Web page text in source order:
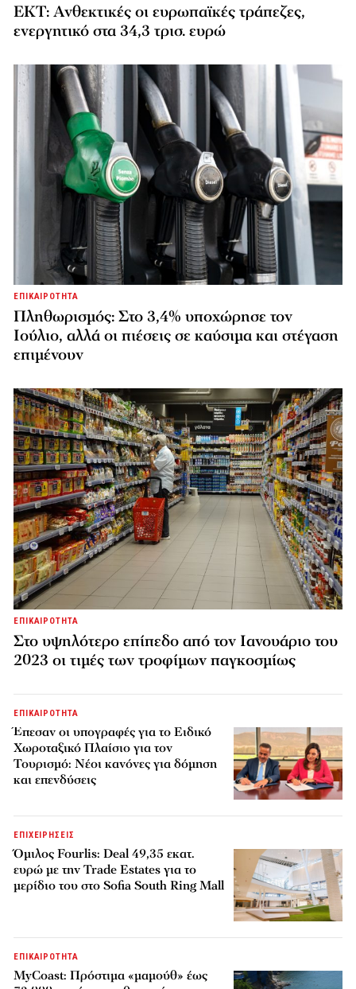
ΕΚΤ: Ανθεκτικές οι ευρωπαϊκές τράπεζες,
ενεργητικό στα 34,3 τρισ. ευρώ
ΕΠΙΚΑΙΡΟΤΗΤΑ
Πληθωρισμός: Στο 3,4% υποχώρησε τον
Ιούλιο, αλλά οι πιέσεις σε καύσιμα και στέγαση
επιμένουν
ΕΠΙΚΑΙΡΟΤΗΤΑ
Στο υψηλότερο επίπεδο από τον Ιανουάριο του
2023 οι τιμές των τροφίμων παγκοσμίως
ΕΠΙΚΑΙΡΟΤΗΤΑ
Έπεσαν οι υπογραφές για το Ειδικό
Χωροταξικό Πλαίσιο για τον
Τουρισμό: Νέοι κανόνες για δόμηση
και επενδύσεις
ΕΠΙΧΕΙΡΗΣΕΙΣ
Όμιλος Fourlis: Deal 49,35 εκατ.
ευρώ με την Trade Estates για το
μερίδιο του στο Sofia South Ring Mall
ΕΠΙΚΑΙΡΟΤΗΤΑ
MyCoast: Πρόστιμα «μαμούθ» έως